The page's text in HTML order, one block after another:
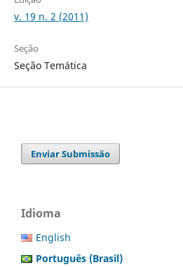
v. 19 n. 2 (2011)
Seção
Seção Temática
Enviar Submissão
Idioma
English
Português (Brasil)